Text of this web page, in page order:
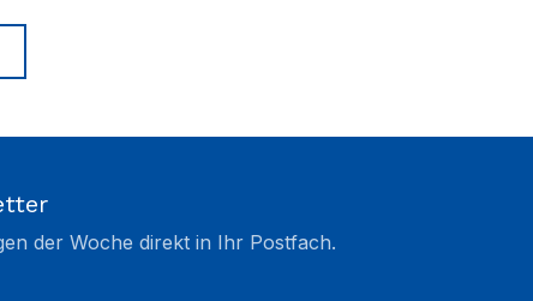
der Woche direkt in Ihr Postfach.